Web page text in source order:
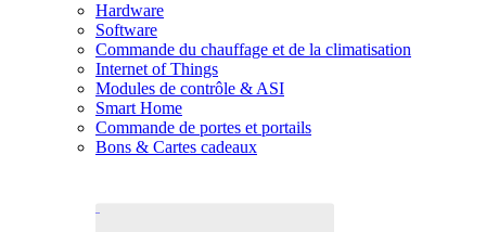
Hardware
Software
Commande du chauffage et de la climatisation
Internet of Things
Modules de contrôle & ASI
Smart Home
Commande de portes et portails
Bons & Cartes cadeaux